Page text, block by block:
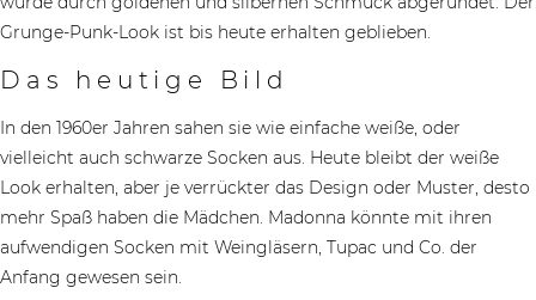
Grunge-Punk-Look ist bis heute erhalten geblieben.
Das heutige Bild
In den 1960er Jahren sahen sie wie einfache weiße, oder
vielleicht auch schwarze Socken aus. Heute bleibt der weiße
Look erhalten, aber je verrückter das Design oder Muster, desto
mehr Spaß haben die Mädchen. Madonna könnte mit ihren
aufwendigen Socken mit Weingläsern, Tupac und Co. der
Anfang gewesen sein.